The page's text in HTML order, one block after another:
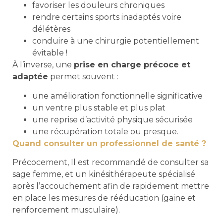
favoriser les douleurs chroniques
rendre certains sports inadaptés voire
délétères
conduire à une chirurgie potentiellement
évitable !
À l’inverse, une prise en charge précoce et
adaptée permet souvent :
une amélioration fonctionnelle significative
un ventre plus stable et plus plat
une reprise d’activité physique sécurisée
une récupération totale ou presque.
Quand consulter un professionnel de santé ?
Précocement, Il est recommandé de consulter sa
sage femme, et un kinésithérapeute spécialisé
après l’accouchement afin de rapidement mettre
en place les mesures de rééducation (gaine et
renforcement musculaire).